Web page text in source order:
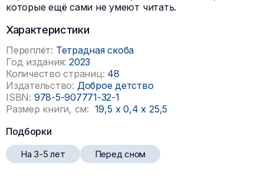
которые ещё сами не умеют читать.
Характеристики
Переплёт: Тетрадная скоба
Год издания: 2023
Количество страниц: 48
Издательство: Доброе детство
ISBN: 978-5-907771-32-1
Размер книги, см: 19,5 x 0,4 x 25,5
Подборки
На 3-5 лет Перед сном